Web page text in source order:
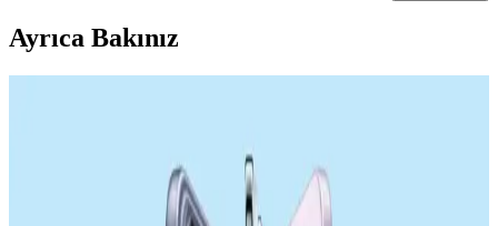
Ayrıca Bakınız
Samsung, üç hücreli toplam 18,000 mAh kapasiteli silikon pil
teknolojisiyle akıllı telefonlarda pil ömrünü artırmayı hedefliyor.
Ancak kalınlık ve ısı yönetimi gibi teknik zorluklar bulunuyor.